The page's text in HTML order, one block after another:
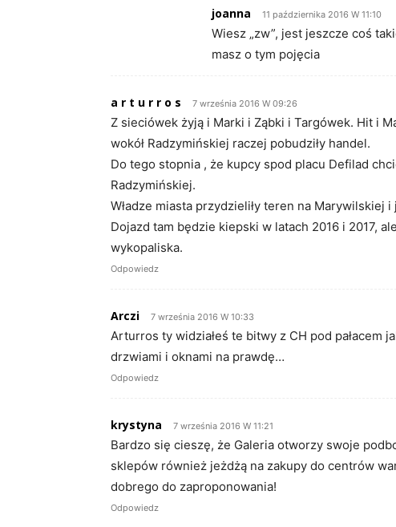
joanna 11 października 2016 W 11:10
Wiesz „zw”, jest jeszcze coś
masz o tym pojęcia
a r t u r r o s 7 września 2016 W 09:26
Z sieciówek żyją i Marki i Ząbki i Targówek. Hit i
wokół Radzymińskiej raczej pobudziły handel.
Do tego stopnia , że kupcy spod placu Defilad
Radzymińskiej.
Władze miasta przydzieliły teren na Marywilskiej i
Dojazd tam będzie kiepski w latach 2016 i 2017,
wykopaliska.
Odpowiedz
Arczi 7 września 2016 W 10:33
Arturros ty widziałeś te bitwy z CH pod pałacem
drzwiami i oknami na prawdę…
Odpowiedz
krystyna 7 września 2016 W 11:21
Bardzo się cieszę, że Galeria otworzy swoje
sklepów również jeżdżą na zakupy do centrów
dobrego do zaproponowania!
Odpowiedz